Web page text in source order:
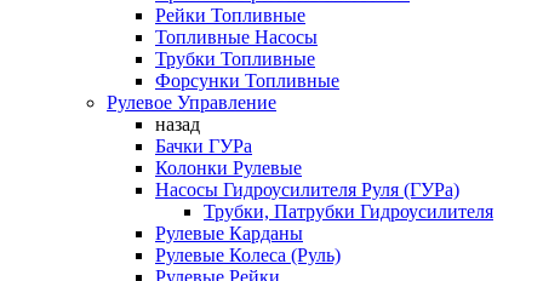
Рейки Топливные
Топливные Насосы
Трубки Топливные
Форсунки Топливные
Рулевое Управление
назад
Бачки ГУРа
Колонки Рулевые
Насосы Гидроусилителя Руля (ГУРа)
Трубки, Патрубки Гидроусилителя
Рулевые Карданы
Рулевые Колеса (Руль)
Рулевые Рейки